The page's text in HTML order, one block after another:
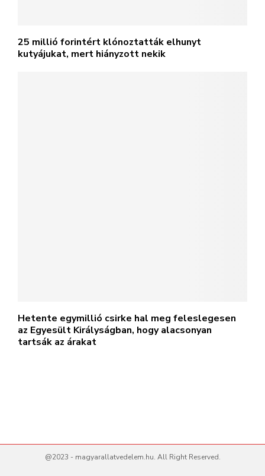
25 millió forintért klónoztatták elhunyt
kutyájukat, mert hiányzott nekik
Hetente egymillió csirke hal meg feleslegesen
az Egyesült Királyságban, hogy alacsonyan
tartsák az árakat
@2023 - magyarallatvedelem.hu. All Right Reserved.